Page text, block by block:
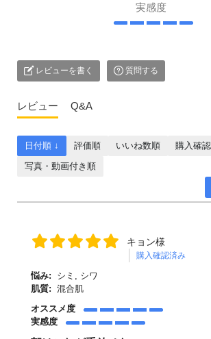
実感度
レビューを書く 質問する
レビュー Q&A
日付順 ↓ 評価順 いいね数順
購入確
写真・動画付き順
キョン様
購入確認済み
悩み:
シミ, シワ
肌質: 混合肌
オススメ度
実感度